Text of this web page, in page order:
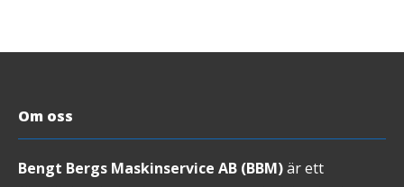
Om oss
Bengt Bergs Maskinservice AB (BBM)är ett